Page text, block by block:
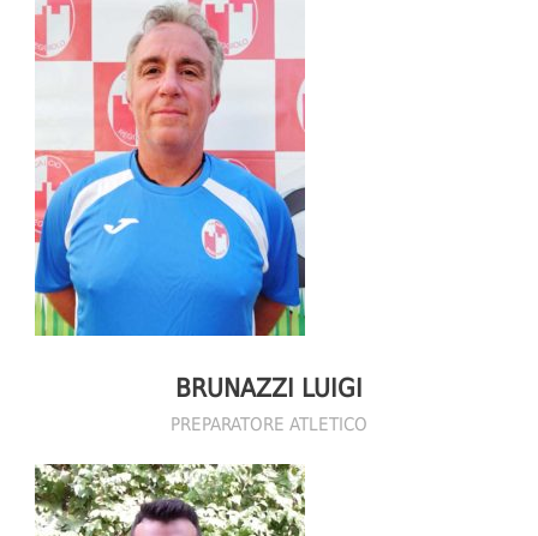
BRUNAZZI LUIGI
PREPARATORE ATLETICO